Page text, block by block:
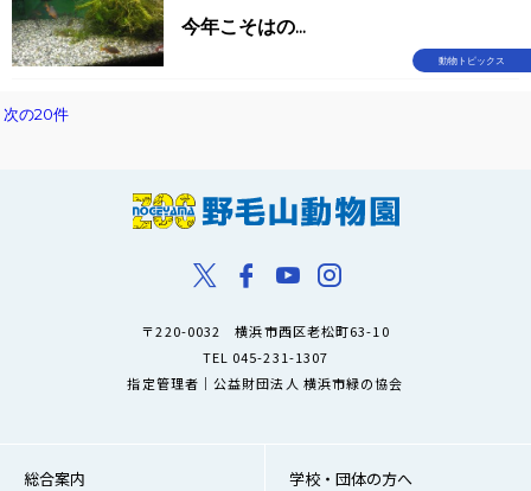
動物トピックス
今年こそはの...
次の20件
〒220-0032 横浜市西区老松町63-10
TEL 045-231-1307
指定管理者｜公益財団法人 横浜市緑の協会
総合案内
学校・団体の方へ